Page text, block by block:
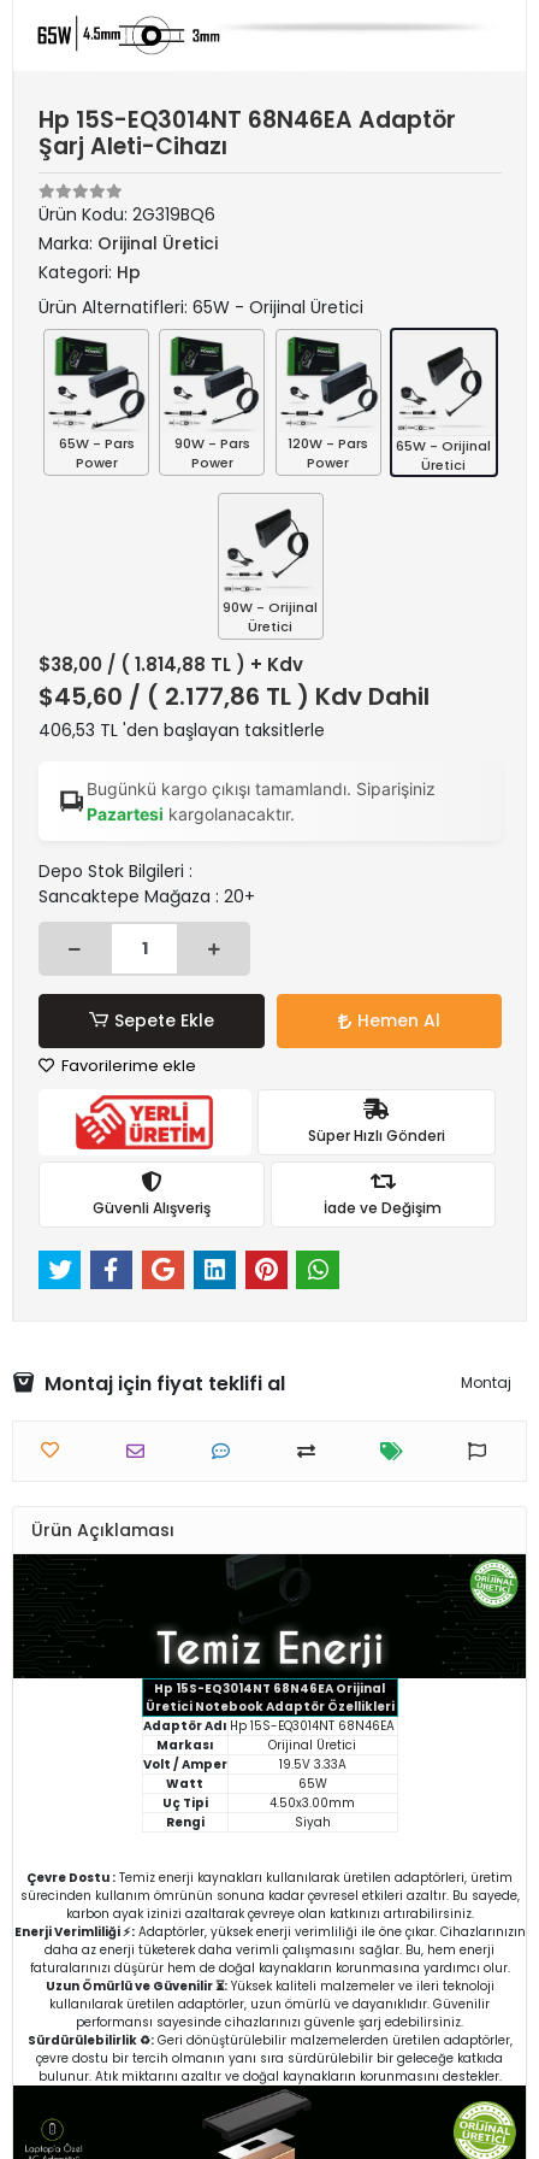
Hp 15S-EQ3014NT 68N46EA Adaptör
Şarj Aleti-Cihazı
Ürün Kodu: 2G319BQ6
Marka: Orijinal Üretici
Kategori: Hp
Ürün Alternatifleri: 65W - Orijinal Üretici
65W - Pars
Power
90W - Pars
Power
120W - Pars
Power
65W - Orijinal
Üretici
90W - Orijinal
Üretici
$38,00 / ( 1.814,88 TL ) + Kdv
$45,60 / ( 2.177,86 TL ) Kdv Dahil
406,53 TL 'den başlayan taksitlerle
Bugünkü kargo çıkışı tamamlandı. Siparişiniz
Pazartesi kargolanacaktır.
Depo Stok Bilgileri :
Sancaktepe Mağaza : 20+
Sepete Ekle Hemen Al
Favorilerime ekle
Süper Hızlı Gönderi
Güvenli Alışveriş İade ve Değişim
Montaj için fiyat teklifi al Montaj
Ürün Açıklaması
Hp 15S-EQ3014NT 68N46EA Orijinal
Üretici Notebook Adaptör Özellikleri
Adaptör Adı Hp 15S-EQ3014NT 68N46EA
Markası
Orijinal Üretici
Volt / Amper
19.5V 3.33A
Watt
65W
Uç Tipi
4.50x3.00mm
Rengi
Siyah
Çevre Dostu : Temiz enerji kaynakları kullanılarak üretilen adaptörleri, üretim
sürecinden kullanım ömrünün sonuna kadar çevresel etkileri azaltır. Bu sayede,
karbon ayak izinizi azaltarak çevreye olan katkınızı artırabilirsiniz.
Enerji Verimliliği ⚡:Adaptörler, yüksek enerji verimliliği ile öne çıkar. Cihazlarınızın
daha az enerji tüketerek daha verimli çalışmasını sağlar. Bu, hem enerji
faturalarınızı düşürür hem de doğal kaynakların korunmasına yardımcı olur.
Uzun Ömürlü ve Güvenilir ⏳:Yüksek kaliteli malzemeler ve ileri teknoloji
kullanılarak üretilen adaptörler, uzun ömürlü ve dayanıklıdır. Güvenilir
performansı sayesinde cihazlarınızı güvenle şarj edebilirsiniz.
Sürdürülebilirlik ♻️:Geri dönüştürülebilir malzemelerden üretilen adaptörler,
çevre dostu bir tercih olmanın yanı sıra sürdürülebilir bir geleceğe katkıda
bulunur. Atık miktarını azaltır ve doğal kaynakların korunmasını destekler.